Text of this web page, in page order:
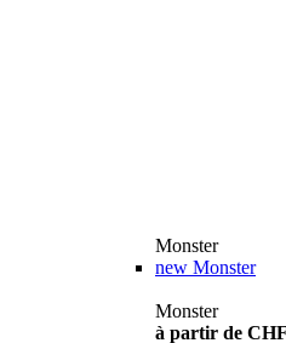
Monster
new Monster
Monster
à partir de CHF